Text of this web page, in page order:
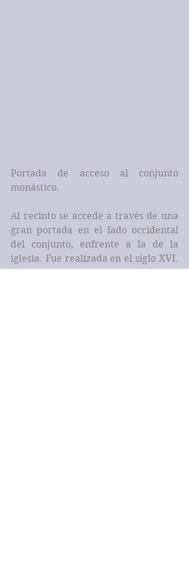
Portada de acceso al conjunto
monástico.
Al recinto se accede a través de una
gran portada en el lado occidental
del conjunto, enfrente a la de la
iglesia. Fue realizada en el siglo XVI.
Se abre en arco de medio punto